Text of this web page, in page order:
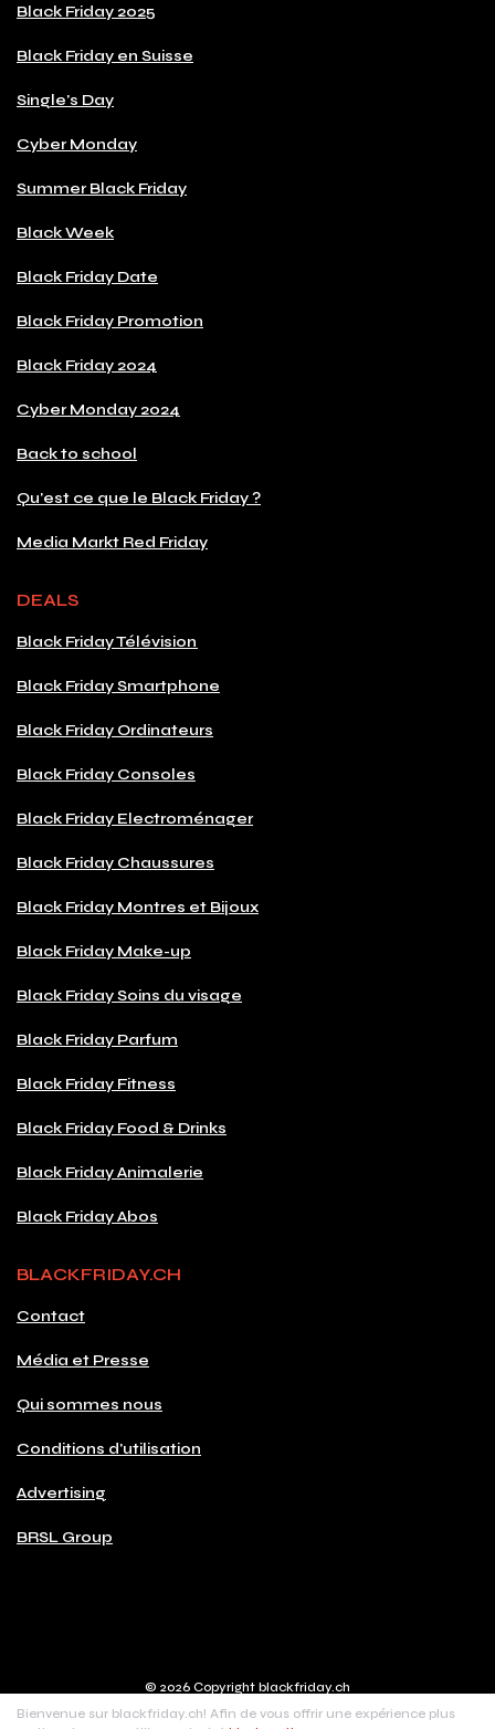
Black Friday 2025
Black Friday en Suisse
Single's Day
Cyber Monday
Summer Black Friday
Black Week
Black Friday Date
Black Friday Promotion
Black Friday 2024
Cyber Monday 2024
Back to school
Qu'est ce que le Black Friday ?
Media Markt Red Friday
DEALS
Black Friday Télévision
Black Friday Smartphone
Black Friday Ordinateurs
Black Friday Consoles
Black Friday Electroménager
Black Friday Chaussures
Black Friday Montres et Bijoux
Black Friday Make-up
Black Friday Soins du visage
Black Friday Parfum
Black Friday Fitness
Black Friday Food & Drinks
Black Friday Animalerie
Black Friday Abos
BLACKFRIDAY.CH
Contact
Média et Presse
Qui sommes nous
Conditions d'utilisation
Advertising
BRSL Group
© 2026 Copyright blackfriday.ch
Made with♥ in Switzerland
Bienvenue sur blackfriday.ch! Afin de vous offrir une expérience plus